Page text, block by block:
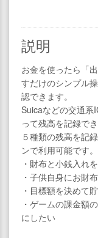
説明
お金を使ったら「
すだけのシンプル
認できます。
Suicaなどの交通系
って残高を記録でき
５種類の残高を記
ンで利用可能です。
・財布と小銭入れ
・子供自身にお財
・目標額を決めて
・ゲームの課金額
にしたい